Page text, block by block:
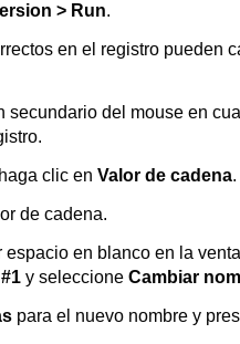
> Run.
en el registro pueden
secundario del mouse en
clic en Valor de cadena.
de cadena.
en blanco en la
y seleccione Cambiar
para el nuevo nombre y